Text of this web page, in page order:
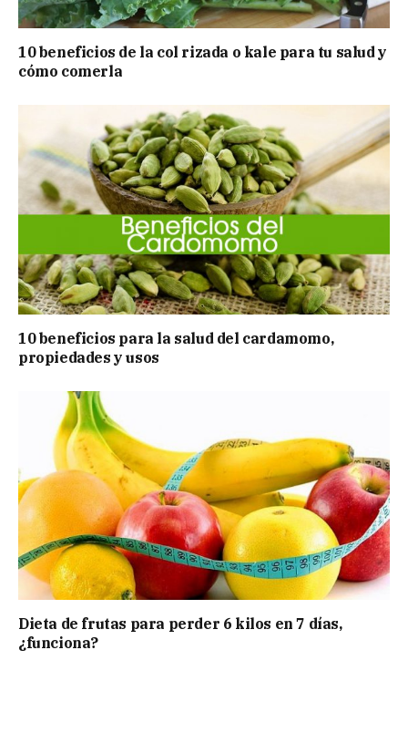
10 beneficios de la col rizada o kale para tu salud y
cómo comerla
10 beneficios para la salud del cardamomo,
propiedades y usos
Dieta de frutas para perder 6 kilos en 7 días,
¿funciona?